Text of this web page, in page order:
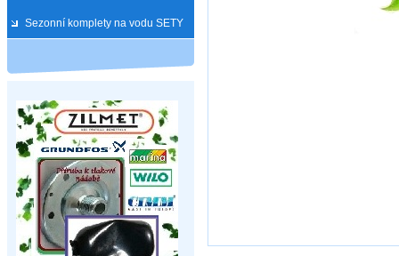
Sezonní komplety na vodu SETY